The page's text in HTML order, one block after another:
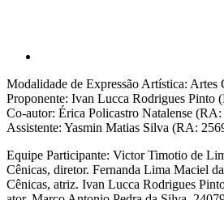
Modalidade de Expressão Artística: Artes
Proponente: Ivan Lucca Rodrigues Pinto
Co-autor: Érica Policastro Natalense
Assistente: Yasmin Matias Silva (RA:
Equipe Participante: Victor Timotio de
Cênicas, diretor. Fernanda Lima Maciel
Cênicas, atriz. Ivan Lucca Rodrigues